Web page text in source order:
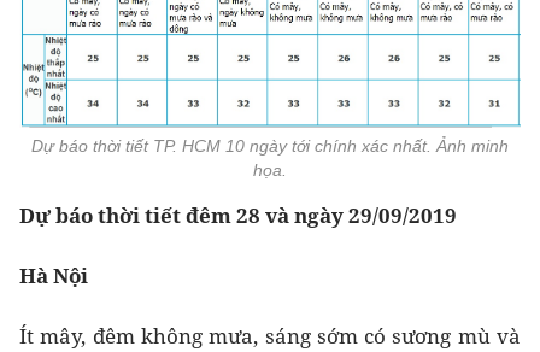
Dự báo thời tiết TP. HCM 10 ngày tới chính xác nhất. Ảnh minh
họa.
Dự báo thời tiết đêm 28 và ngày 29/09/2019
Hà Nội
Ít mây, đêm không mưa, sáng sớm có sương mù và